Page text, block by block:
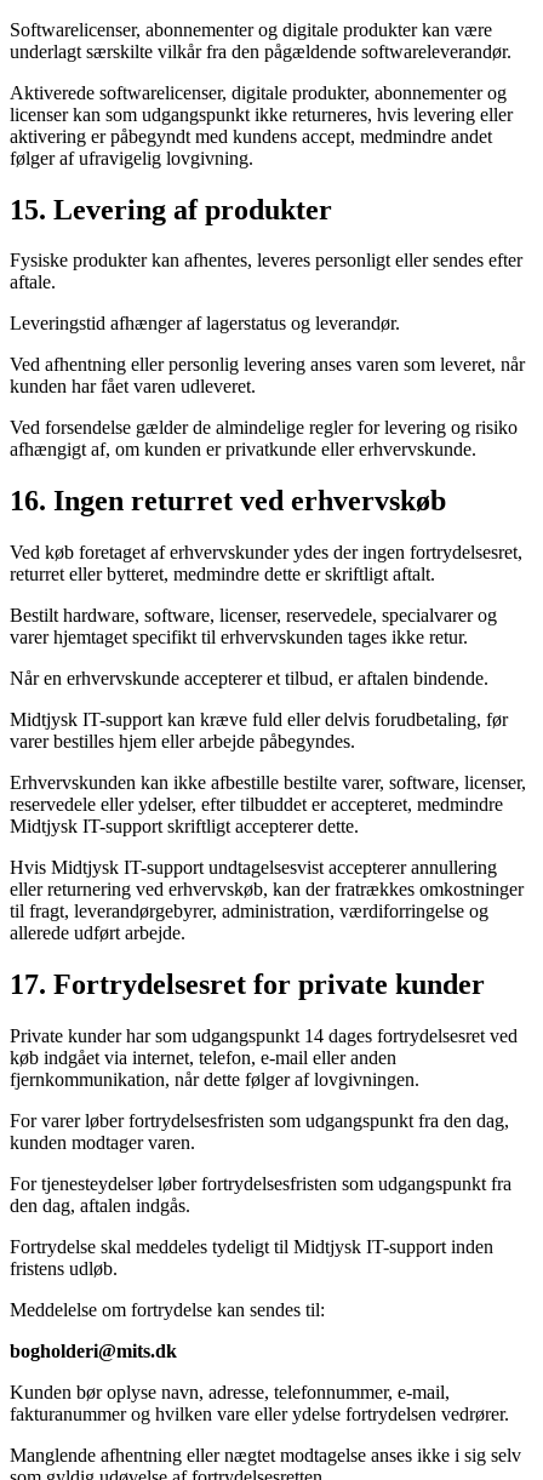
Softwarelicenser, abonnementer og digitale produkter kan være
underlagt særskilte vilkår fra den pågældende softwareleverandør.
Aktiverede softwarelicenser, digitale produkter, abonnementer og
licenser kan som udgangspunkt ikke returneres, hvis levering eller
aktivering er påbegyndt med kundens accept, medmindre andet
følger af ufravigelig lovgivning.
15. Levering af produkter
Fysiske produkter kan afhentes, leveres personligt eller sendes efter
aftale.
Leveringstid afhænger af lagerstatus og leverandør.
Ved afhentning eller personlig levering anses varen som leveret, når
kunden har fået varen udleveret.
Ved forsendelse gælder de almindelige regler for levering og risiko
afhængigt af, om kunden er privatkunde eller erhvervskunde.
16. Ingen returret ved erhvervskøb
Ved køb foretaget af erhvervskunder ydes der ingen fortrydelsesret,
returret eller bytteret, medmindre dette er skriftligt aftalt.
Bestilt hardware, software, licenser, reservedele, specialvarer og
varer hjemtaget specifikt til erhvervskunden tages ikke retur.
Når en erhvervskunde accepterer et tilbud, er aftalen bindende.
Midtjysk IT-support kan kræve fuld eller delvis forudbetaling, før
varer bestilles hjem eller arbejde påbegyndes.
Erhvervskunden kan ikke afbestille bestilte varer, software, licenser,
reservedele eller ydelser, efter tilbuddet er accepteret, medmindre
Midtjysk IT-support skriftligt accepterer dette.
Hvis Midtjysk IT-support undtagelsesvist accepterer annullering
eller returnering ved erhvervskøb, kan der fratrækkes omkostninger
til fragt, leverandørgebyrer, administration, værdiforringelse og
allerede udført arbejde.
17. Fortrydelsesret for private kunder
Private kunder har som udgangspunkt 14 dages fortrydelsesret ved
køb indgået via internet, telefon, e-mail eller anden
fjernkommunikation, når dette følger af lovgivningen.
For varer løber fortrydelsesfristen som udgangspunkt fra den dag,
kunden modtager varen.
For tjenesteydelser løber fortrydelsesfristen som udgangspunkt fra
den dag, aftalen indgås.
Fortrydelse skal meddeles tydeligt til Midtjysk IT-support inden
fristens udløb.
Meddelelse om fortrydelse kan sendes til:
bogholderi@mits.dk
Kunden bør oplyse navn, adresse, telefonnummer, e-mail,
fakturanummer og hvilken vare eller ydelse fortrydelsen vedrører.
Manglende afhentning eller nægtet modtagelse anses ikke i sig selv